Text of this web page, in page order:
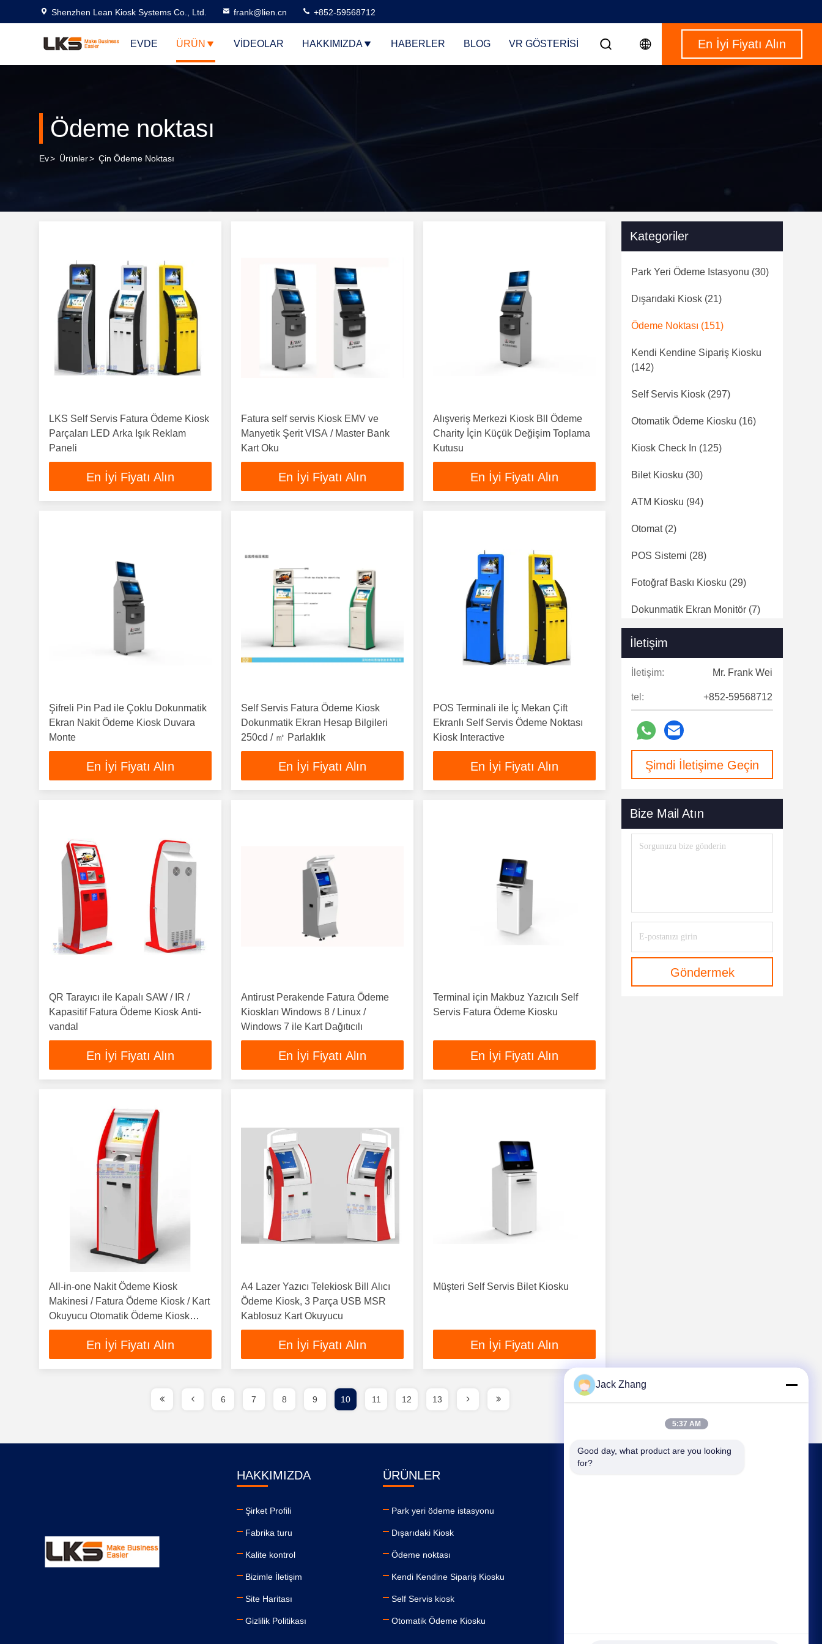
Shenzhen Lean Kiosk Systems Co., Ltd. frank@lien.cn +852-59568712
EVDE ÜRÜN VIDEOLAR HAKKIMIZDA HABERLER BLOG VR GÖSTERISI En İyi Fiyatı Alın
Ödeme noktası
Ev> Ürünler> Çin Ödeme Noktası
LKS Self Servis Fatura Ödeme Kiosk
Parçaları LED Arka Işık Reklam
Paneli
En İyi Fiyatı Alın
Fatura self servis Kiosk EMV ve
Manyetik Şerit VISA / Master Bank
Kart Oku
En İyi Fiyatı Alın
Alışveriş Merkezi Kiosk Bll Ödeme
Charity İçin Küçük Değişim Toplama
Kutusu
En İyi Fiyatı Alın
Şifreli Pin Pad ile Çoklu Dokunmatik
Ekran Nakit Ödeme Kiosk Duvara
Monte
En İyi Fiyatı Alın
Self Servis Fatura Ödeme Kiosk
Dokunmatik Ekran Hesap Bilgileri
250cd / ㎡ Parlaklık
En İyi Fiyatı Alın
POS Terminali ile İç Mekan Çift
Ekranlı Self Servis Ödeme Noktası
Kiosk Interactive
En İyi Fiyatı Alın
QR Tarayıcı ile Kapalı SAW / IR /
Kapasitif Fatura Ödeme Kiosk Anti-
vandal
En İyi Fiyatı Alın
Antirust Perakende Fatura Ödeme
Kioskları Windows 8 / Linux /
Windows 7 ile Kart Dağıtıcılı
En İyi Fiyatı Alın
Terminal için Makbuz Yazıcılı Self
Servis Fatura Ödeme Kiosku
En İyi Fiyatı Alın
All-in-one Nakit Ödeme Kiosk
Makinesi / Fatura Ödeme Kiosk / Kart
Okuyucu Otomatik Ödeme Kiosk
Terminali
En İyi Fiyatı Alın
A4 Lazer Yazıcı Telekiosk Bill Alıcı
Ödeme Kiosk, 3 Parça USB MSR
Kablosuz Kart Okuyucu
En İyi Fiyatı Alın
Müşteri Self Servis Bilet Kiosku
En İyi Fiyatı Alın
Kategoriler
Park Yeri Ödeme Istasyonu (30)
Dışarıdaki Kiosk (21)
Ödeme Noktası (151)
Kendi Kendine Sipariş Kiosku
(142)
Self Servis Kiosk (297)
Otomatik Ödeme Kiosku (16)
Kiosk Check In (125)
Bilet Kiosku (30)
ATM Kiosku (94)
Otomat(2)
POS Sistemi (28)
Fotoğraf Baskı Kiosku (29)
Dokunmatik Ekran Monitör (7)
Dijital Sinyal
İletişim
İletişim: Mr. Frank Wei
tel: +852-59568712
Şimdi İletişime Geçin
Bize Mail Atın
Göndermek
6 7 8 9 10 11 12 13
HAKKIMIZDA
Şirket Profili
Fabrika turu
Kalite kontrol
Bizimle İletişim
Site Haritası
Gizlilik Politikası
ÜRÜNLER
Park yeri ödeme istasyonu
Dışarıdaki Kiosk
Ödeme noktası
Kendi Kendine Sipariş Kiosku
Self Servis kiosk
Otomatik Ödeme Kiosku
Jack Zhang
5:37 AM
Good day, what product are you looking
for?